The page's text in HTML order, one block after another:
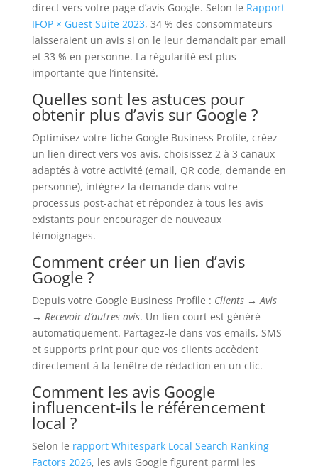
direct vers votre page d’avis Google. Selon le Rapport
IFOP × Guest Suite 2023, 34 % des consommateurs
laisseraient un avis si on le leur demandait par email
et 33 % en personne. La régularité est plus
importante que l’intensité.
Quelles sont les astuces pour
obtenir plus d’avis sur Google ?
Optimisez votre fiche Google Business Profile, créez
un lien direct vers vos avis, choisissez 2 à 3 canaux
adaptés à votre activité (email, QR code, demande en
personne), intégrez la demande dans votre
processus post-achat et répondez à tous les avis
existants pour encourager de nouveaux
témoignages.
Comment créer un lien d’avis
Google ?
Depuis votre Google Business Profile : Clients → Avis
→ Recevoir d’autres avis. Un lien court est généré
automatiquement. Partagez-le dans vos emails, SMS
et supports print pour que vos clients accèdent
directement à la fenêtre de rédaction en un clic.
Comment les avis Google
influencent-ils le référencement
local ?
Selon le rapport Whitespark Local Search Ranking
Factors 2026, les avis Google figurent parmi les